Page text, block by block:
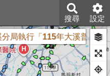
搜尋 設定
局執行「115年大溪普濟